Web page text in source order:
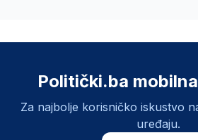
Politički.ba
Za najbolje korisničko iskustvo
uređaju.